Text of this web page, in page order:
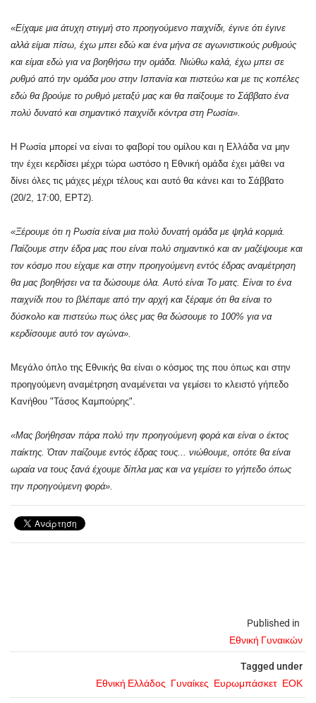
Published in
Εθνική Γυναικών
Tagged under
Εθνική Ελλάδος Γυναίκες Ευρωμπάσκετ ΕΟΚ
«Είχαμε μια άτυχη στιγμή στο προηγούμενο παιχνίδι, έγινε ότι έγινε
αλλά είμαι πίσω, έχω μπει εδώ και ένα μήνα σε αγωνιστικούς ρυθμούς
και είμαι εδώ για να βοηθήσω την ομάδα. Νιώθω καλά, έχω μπει σε
ρυθμό από την ομάδα μου στην Ισπανία και πιστεύω και με τις κοπέλες
εδώ θα βρούμε το ρυθμό μεταξύ μας και θα παίξουμε το Σάββατο ένα
πολύ δυνατό και σημαντικό παιχνίδι κόντρα στη Ρωσία».
Η Ρωσία μπορεί να είναι το φαβορί του ομίλου και η Ελλάδα να μην
την έχει κερδίσει μέχρι τώρα ωστόσο η Εθνική ομάδα έχει μάθει να
δίνει όλες τις μάχες μέχρι τέλους και αυτό θα κάνει και το Σάββατο
(20/2, 17:00, ΕΡΤ2).
«Ξέρουμε ότι η Ρωσία είναι μια πολύ δυνατή ομάδα με ψηλά κορμιά.
Παίζουμε στην έδρα μας που είναι πολύ σημαντικό και αν μαζέψουμε και
τον κόσμο που είχαμε και στην προηγούμενη εντός έδρας αναμέτρηση
θα μας βοηθήσει να τα δώσουμε όλα. Αυτό είναι Το ματς. Είναι το ένα
παιχνίδι που το βλέπαμε από την αρχή και ξέραμε ότι θα είναι το
δύσκολο και πιστεύω πως όλες μας θα δώσουμε το 100% για να
κερδίσουμε αυτό τον αγώνα».
Μεγάλο όπλο της Εθνικής θα είναι ο κόσμος της που όπως και στην
προηγούμενη αναμέτρηση αναμένεται να γεμίσει το κλειστό γήπεδο
Κανήθου "Τάσος Καμπούρης".
«Μας βοήθησαν πάρα πολύ την προηγούμενη φορά και είναι ο έκτος
παίκτης. Όταν παίζουμε εντός έδρας τους... νιώθουμε, οπότε θα είναι
ωραία να τους ξανά έχουμε δίπλα μας και να γεμίσει το γήπεδο όπως
την προηγούμενη φορά».